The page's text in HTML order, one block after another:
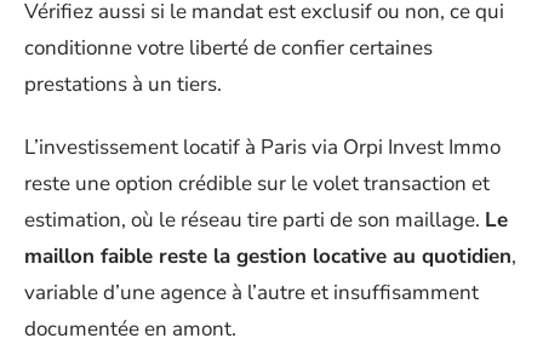
Vérifiez aussi si le mandat est exclusif ou non, ce qui
conditionne votre liberté de confier certaines
prestations à un tiers.
L’investissement locatif à Paris via Orpi Invest Immo
reste une option crédible sur le volet transaction et
estimation, où le réseau tire parti de son maillage. Le
maillon faible reste la gestion locative au quotidien,
variable d’une agence à l’autre et insuffisamment
documentée en amont.